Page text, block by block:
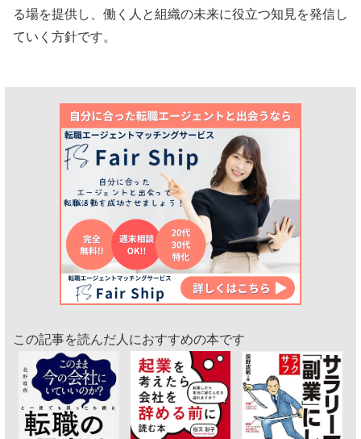
る場を提供し、働く人と組織の未来に役立つ知見を発信し
ていく方針です。
この記事を読んだ人におすすめの本です